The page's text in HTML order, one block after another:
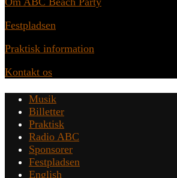
Festpladsen
Praktisk information
Kontakt os
Musik
Billetter
Praktisk
Radio ABC
Sponsorer
Festpladsen
English